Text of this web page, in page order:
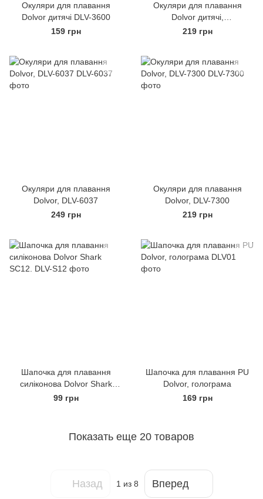
Окуляри для плавання
Dolvor дитячі DLV-3600
159 грн
Окуляри для плавання
Dolvor дитячі,
різнокольорові, DLV-4600
219 грн
Окуляри для плавання
Dolvor, DLV-6037
249 грн
Окуляри для плавання
Dolvor, DLV-7300
219 грн
Шапочка для плавання
силіконова Dolvor Shark
SC12.
99 грн
Шапочка для плавання PU
Dolvor, голограма
169 грн
Показать еще 20 товаров
Назад 1 из 8 Вперед